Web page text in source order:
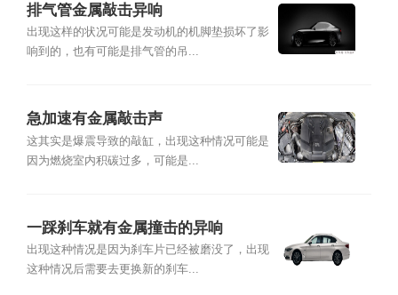
排气管金属敲击异响
出现这样的状况可能是发动机的机脚垫损坏了影
响到的，也有可能是排气管的吊...
急加速有金属敲击声
这其实是爆震导致的敲缸，出现这种情况可能是
因为燃烧室内积碳过多，可能是...
一踩刹车就有金属撞击的异响
出现这种情况是因为刹车片已经被磨没了，出现
这种情况后需要去更换新的刹车...